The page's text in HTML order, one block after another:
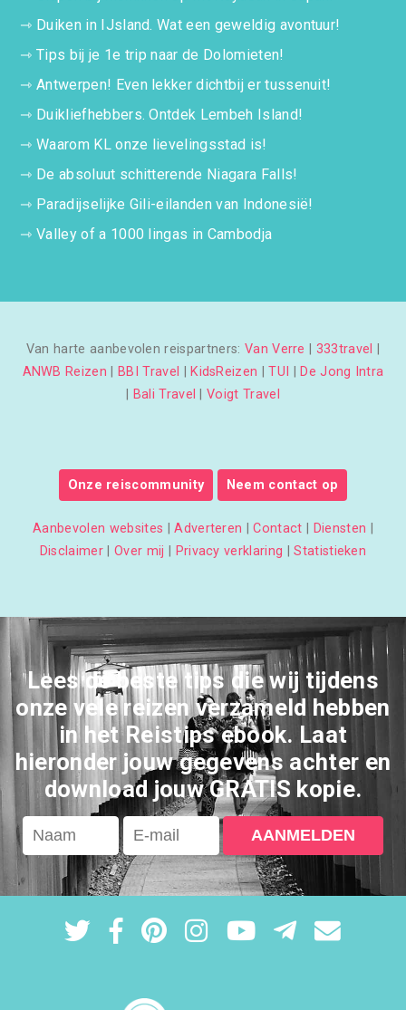
⇾ Duiken in IJsland. Wat een geweldig avontuur!
⇾Tips bij je 1e trip naar de Dolomieten!
⇾Antwerpen! Even lekker dichtbij er tussenuit!
⇾ Duikliefhebbers. Ontdek Lembeh Island!
⇾Waarom KL onze lievelingsstad is!
⇾ De absoluut schitterende Niagara Falls!
⇾ Paradijselijke Gili-eilanden van Indonesië!
⇾Valley of a 1000 lingas in Cambodja
Van harte aanbevolen reispartners: Van Verre 333travel
ANWB Reizen
BBI Travel KidsReizen |TUI
De Jong Intra
Bali Travel |Voigt Travel
Onze reiscommunity Neem contact op
Aanbevolen websites |Adverteren |Contact Diensten
Disclaimer |Over mij Privacy verklaring |Statistieken
Lees de beste tips die wij tijdens
onze vele reizen verzameld hebben
in het Reistips ebook. Laat
hieronder jouw gegevens achter en
download jouw GRATIS kopie.